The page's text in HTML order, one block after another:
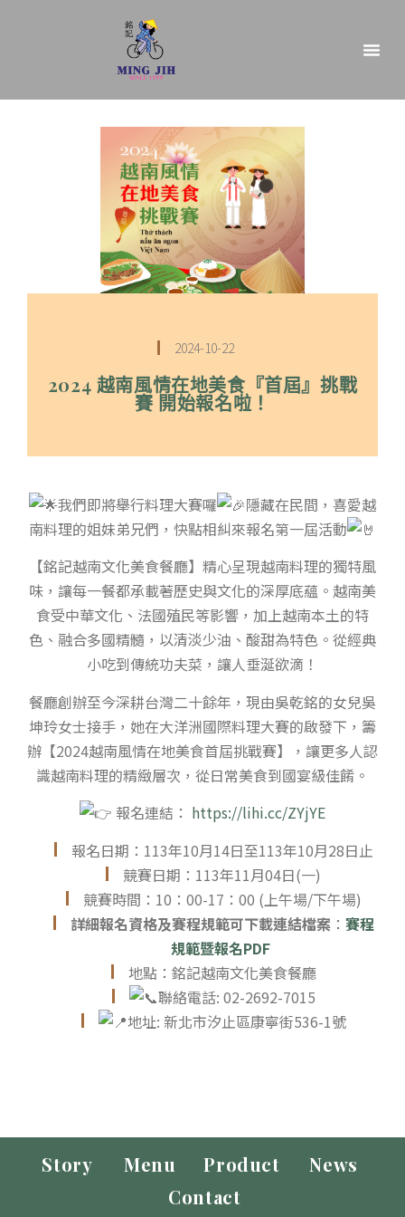
2024-10-22
2024 越南風情在地美食『首屆』挑戰
賽 開始報名啦！
我們即將舉行料理大賽囉
隱藏在民間，喜愛越
南料理的姐妹弟兄們，快點相糾來報名第一屆活動
【銘記越南文化美食餐廳】精心呈現越南料理的獨特風
味，讓每一餐都承載著歷史與文化的深厚底蘊。越南美
食受中華文化、法國殖民等影響，加上越南本土的特
色、融合多國精髓，以清淡少油、酸甜為特色。從經典
小吃到傳統功夫菜，讓人垂涎欲滴！
餐廳創辦至今深耕台灣二十餘年，現由吳乾銘的女兒吳
坤玲女士接手，她在大洋洲國際料理大賽的啟發下，籌
辦【2024越南風情在地美食首屆挑戰賽】，讓更多人認
識越南料理的精緻層次，從日常美食到國宴級佳餚。
報名連結： https://lihi.cc/ZYjYE
報名日期：113年10月14日至113年10月28日止
競賽日期：113年11月04日(一)
競賽時間：10：00-17：00 (上午場/下午場)
詳細報名資格及賽程規範可下載連結檔案： 賽程
規範暨報名PDF
地點：銘記越南文化美食餐廳
聯絡電話: 02-2692-7015
地址: 新北市汐止區康寧街536-1號
Story Menu Product
News
Contact